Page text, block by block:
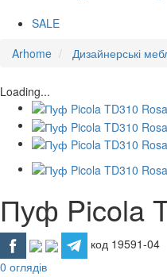
SALE
Arhome
Дизайнерські
Loading...
Пуф Picola
код 19591-04
0 оглядів